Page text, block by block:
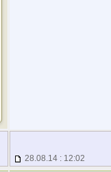
28.08.14 : 12:02